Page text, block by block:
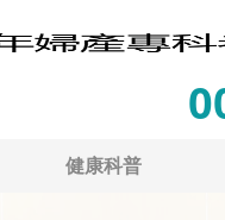
健康科普